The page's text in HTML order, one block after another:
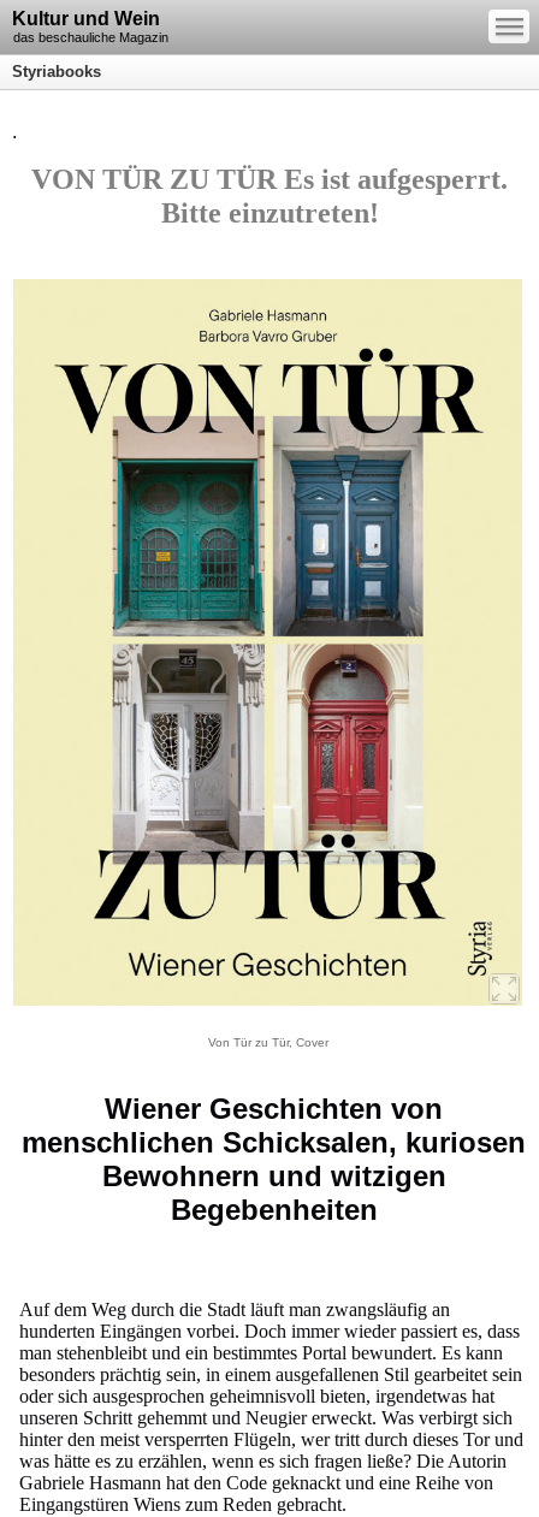
Kultur und Wein
das beschauliche Magazin
—
—
—
Styriabooks
.
VON TÜR ZU TÜR Es ist aufgesperrt.
Bitte einzutreten!
Von Tür zu Tür, Cover
Wiener Geschichten von
menschlichen Schicksalen, kuriosen
Bewohnern und witzigen
Begebenheiten
Auf dem Weg durch die Stadt läuft man zwangsläufig an
hunderten Eingängen vorbei. Doch immer wieder passiert es, dass
man stehenbleibt und ein bestimmtes Portal bewundert. Es kann
besonders prächtig sein, in einem ausgefallenen Stil gearbeitet sein
oder sich ausgesprochen geheimnisvoll bieten, irgendetwas hat
unseren Schritt gehemmt und Neugier erweckt. Was verbirgt sich
hinter den meist versperrten Flügeln, wer tritt durch dieses Tor und
was hätte es zu erzählen, wenn es sich fragen ließe? Die Autorin
Gabriele Hasmann hat den Code geknackt und eine Reihe von
Eingangstüren Wiens zum Reden gebracht.